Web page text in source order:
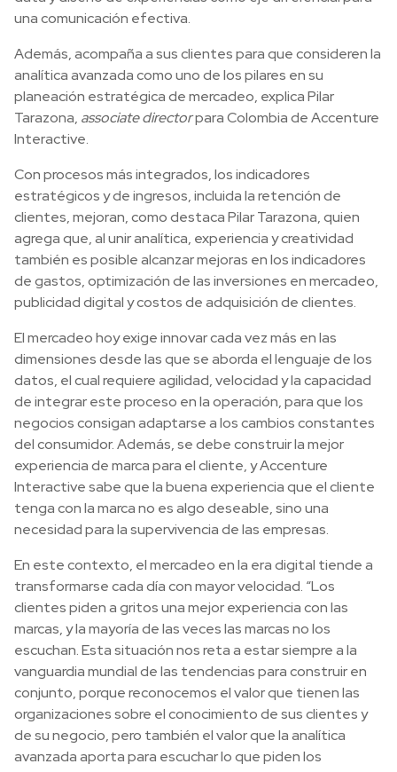
una comunicación efectiva.
Además, acompaña a sus clientes para que consideren la
analítica avanzada como uno de los pilares en su
planeación estratégica de mercadeo, explica Pilar
Tarazona, associate directorpara Colombia de Accenture
Interactive.
Con procesos más integrados, los indicadores
estratégicos y de ingresos, incluida la retención de
clientes, mejoran, como destaca Pilar Tarazona, quien
agrega que, al unir analítica, experiencia y creatividad
también es posible alcanzar mejoras en los indicadores
de gastos, optimización de las inversiones en mercadeo,
publicidad digital y costos de adquisición de clientes.
El mercadeo hoy exige innovar cada vez más en las
dimensiones desde las que se aborda el lenguaje de los
datos, el cual requiere agilidad, velocidad y la capacidad
de integrar este proceso en la operación, para que los
negocios consigan adaptarse a los cambios constantes
del consumidor. Además, se debe construir la mejor
experiencia de marca para el cliente, y Accenture
Interactive sabe que la buena experiencia que el cliente
tenga con la marca no es algo deseable, sino una
necesidad para la supervivencia de las empresas.
En este contexto, el mercadeo en la era digital tiende a
transformarse cada día con mayor velocidad. “Los
clientes piden a gritos una mejor experiencia con las
marcas, y la mayoría de las veces las marcas no los
escuchan. Esta situación nos reta a estar siempre a la
vanguardia mundial de las tendencias para construir en
conjunto, porque reconocemos el valor que tienen las
organizaciones sobre el conocimiento de sus clientes y
de su negocio, pero también el valor que la analítica
avanzada aporta para escuchar lo que piden los